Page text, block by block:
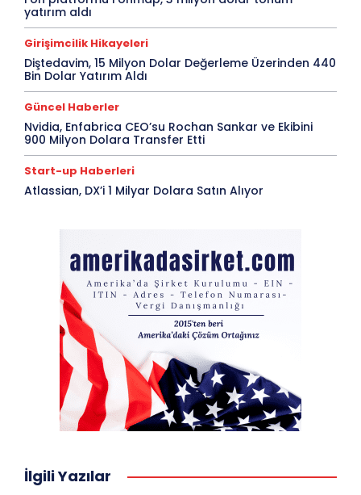
yatırım aldı
Girişimcilik Hikayeleri
Diştedavim, 15 Milyon Dolar Değerleme Üzerinden 440
Bin Dolar Yatırım Aldı
Güncel Haberler
Nvidia, Enfabrica CEO’su Rochan Sankar ve Ekibini
900 Milyon Dolara Transfer Etti
Start-up Haberleri
Atlassian, DX’i 1 Milyar Dolara Satın Alıyor
İlgili Yazılar